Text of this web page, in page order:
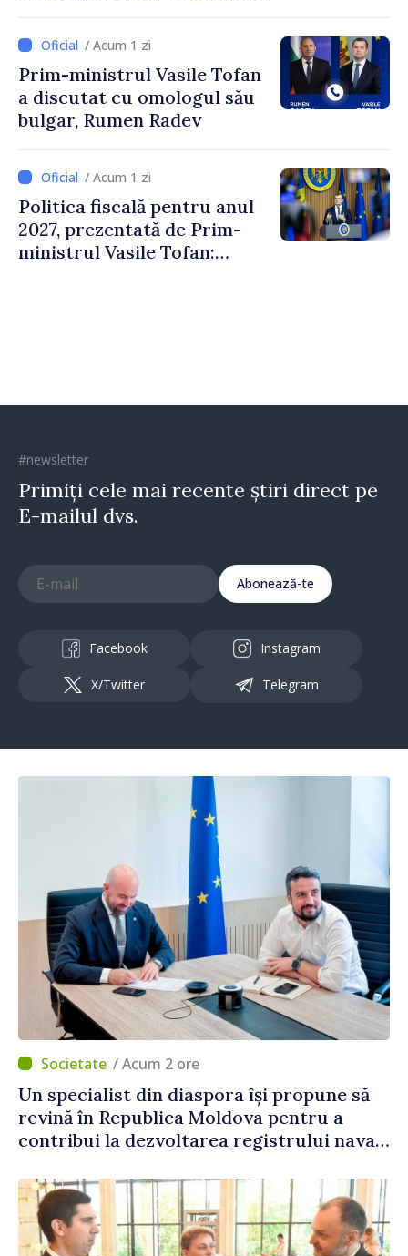
Comitetului Internațional al
Crucii Roșii în Moldova
/ Acum 1 zi
Prim-ministrul Vasile Tofan
a discutat cu omologul său
bulgar, Rumen Radev
/ Acum 1 zi
Politica fiscală pentru anul
2027, prezentată de Prim-
ministrul Vasile Tofan:
#newsletter
Primiți cele mai recente știri direct pe
E-mailul dvs.
Abonează-te
Facebook Instagram
X/Twitter Telegram
/ Acum 2 ore
Un specialist din diaspora își propune să
revină în Republica Moldova pentru a
contribui la dezvoltarea registrului naval